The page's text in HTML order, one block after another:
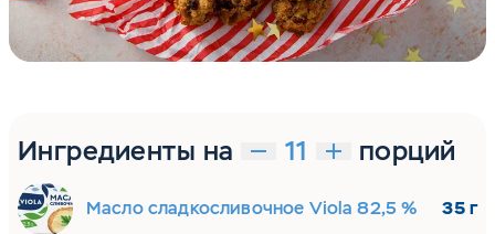
Ингредиенты на порций
Масло сладкосливочное Viola 82,5 % 35 г